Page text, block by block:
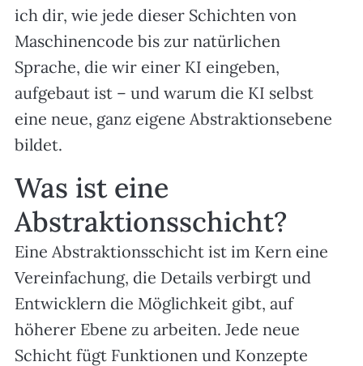
ich dir, wie jede dieser Schichten von
Maschinencode bis zur natürlichen
Sprache, die wir einer KI eingeben,
aufgebaut ist – und warum die KI selbst
eine neue, ganz eigene Abstraktionsebene
bildet.
Was ist eine
Abstraktionsschicht?
Eine Abstraktionsschicht ist im Kern eine
Vereinfachung, die Details verbirgt und
Entwicklern die Möglichkeit gibt, auf
höherer Ebene zu arbeiten. Jede neue
Schicht fügt Funktionen und Konzepte